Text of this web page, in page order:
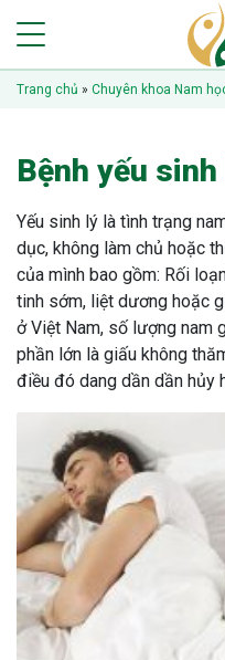
Trang chủ » Chuyên khoa Nam
Bệnh yếu
Yếu sinh lý là tình trạng
dục, không làm chủ hoặc
của mình bao gồm: Rối
tinh sớm, liệt dương hoặc
ở Việt Nam, số lượng nam
phần lớn là giấu không
điều đó dang dần dần hủy